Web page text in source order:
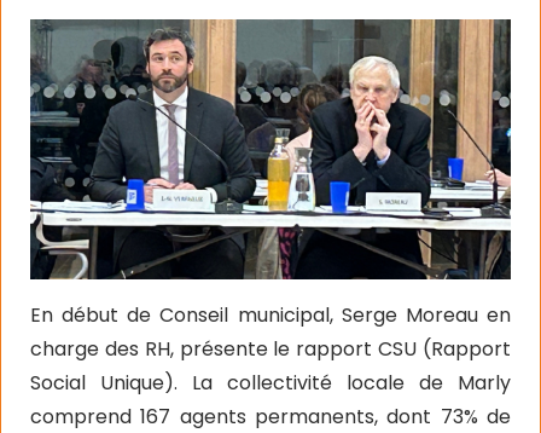
En début de Conseil municipal, Serge Moreau en
charge des RH, présente le rapport CSU (Rapport
Social Unique). La collectivité locale de Marly
comprend 167 agents permanents, dont 73% de